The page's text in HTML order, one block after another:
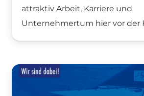
attraktiv Arbeit, Karriere und
Unternehmertum hier vor der